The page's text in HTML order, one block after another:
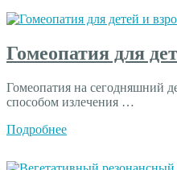
Гомеопатия для
Гомеопатия на сегодняшний
способом излечения …
Подробнее